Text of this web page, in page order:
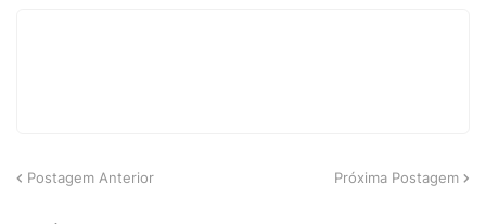
Postagem Anterior Próxima Postagem